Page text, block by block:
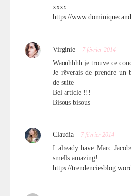
xxxx
https://
Virginie 7 février 2014
Waouhhhh je trouve ce
Je rêverais de prendre
de suite
Bel article !!!
Bisous bisous
Claudia 7 février 2014
I already have Marc
smells amazing!
https://